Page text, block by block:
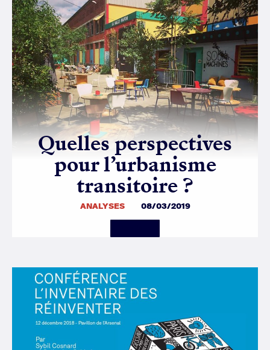
Quelles perspectives
pour l’urbanisme
transitoire ?
ANALYSES 08/03/2019